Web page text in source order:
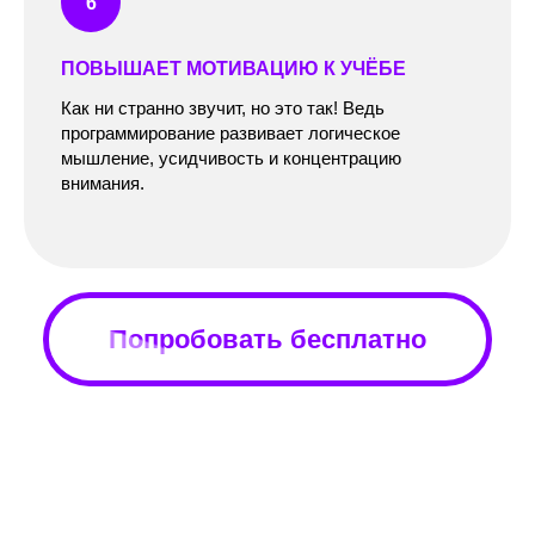
ПОВЫШАЕТ МОТИВАЦИЮ К УЧЁБЕ
Как ни странно звучит, но это так! Ведь
программирование развивает логическое
мышление, усидчивость и концентрацию
внимания.
Попробовать бесплатно